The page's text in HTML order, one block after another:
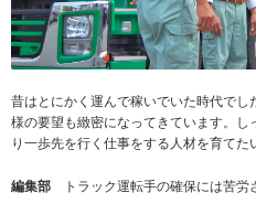
昔はとにかく運んで稼いでいた時代で
様の要望も緻密になってきています。し
り一歩先を行く仕事をする人材を育てた
編集部 トラック運転手の確保には苦労